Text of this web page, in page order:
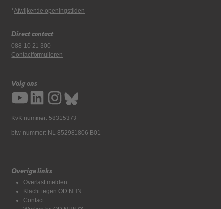
*Afwijkende openingstijden
Direct contact
088-10 21 300
Contactformulieren
Volg ons
KvK nummer: 58315373
btw-nummer: NL 852981806 B01
Overige links
Overlast melden
Klacht tegen OD NHN
Contact